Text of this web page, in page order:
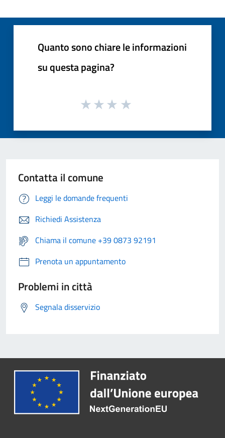
Quanto sono chiare le informazioni
su questa pagina?
Contatta il comune
Leggi le domande frequenti
Richiedi Assistenza
Chiama il comune +39 0873 92191
Prenota un appuntamento
Problemi in città
Segnala disservizio